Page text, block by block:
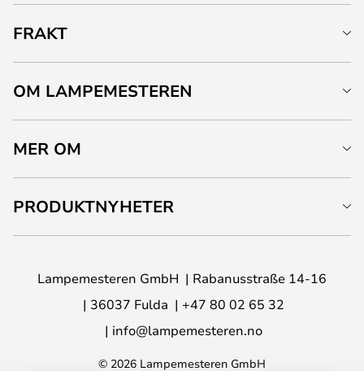
FRAKT
OM LAMPEMESTEREN
MER OM
PRODUKTNYHETER
Lampemesteren GmbH
Rabanusstraße 14-16
36037 Fulda
+47 80 02 65 32
info@lampemesteren.no
© 2026 Lampemesteren GmbH